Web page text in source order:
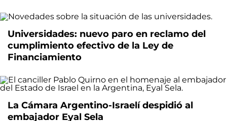
Universidades: nuevo paro en reclamo del
cumplimiento efectivo de la Ley de
Financiamiento
La Cámara Argentino-Israelí despidió al
embajador Eyal Sela